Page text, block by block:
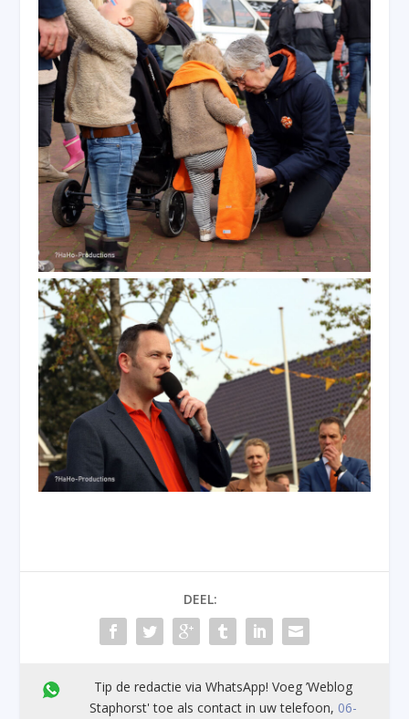
DEEL:
Tip de redactie via WhatsApp! Voeg ’Weblog
Staphorst' toe als contact in uw telefoon, 06-